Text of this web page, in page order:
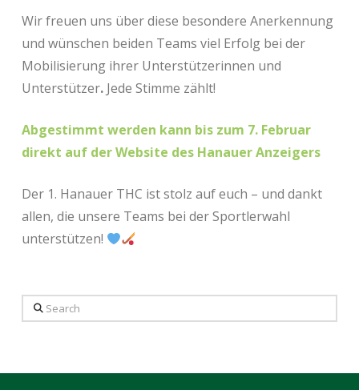
Wir freuen uns über diese besondere Anerkennung
und wünschen beiden Teams viel Erfolg bei der
Mobilisierung ihrer Unterstützerinnen und
Unterstützer.Jede Stimme zählt!
Abgestimmt werden kann bis zum 7. Februar
direkt auf der Website des Hanauer Anzeigers
Der 1. Hanauer THC ist stolz auf euch – und dankt
allen, die unsere Teams bei der Sportlerwahl
unterstützen!
Search